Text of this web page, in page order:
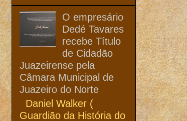
O empresário
Dedé Tavares
recebe Título
de Cidadão
Juazeirense pela
Câmara Municipal de
Juazeiro do Norte
Daniel Walker (
Guardião da História do